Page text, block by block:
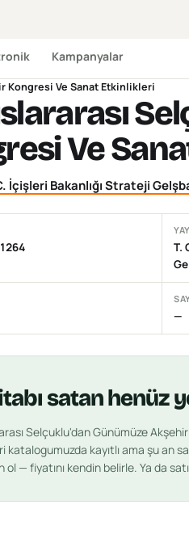
Kampanyalar
Kongresi Ve Sanat Etkinlikleri
Ve
İçişleri Bakanlığı Strateji
T.
—
satan henüz
Selçuklu'dan Günümüze
katalogumuzda kayıtlı ama şu an
ol — fiyatını kendin belirle. Ya da